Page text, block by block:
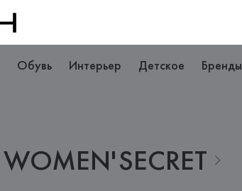
Обувь Интерьер Детское Бренды
WOMEN'SECRET